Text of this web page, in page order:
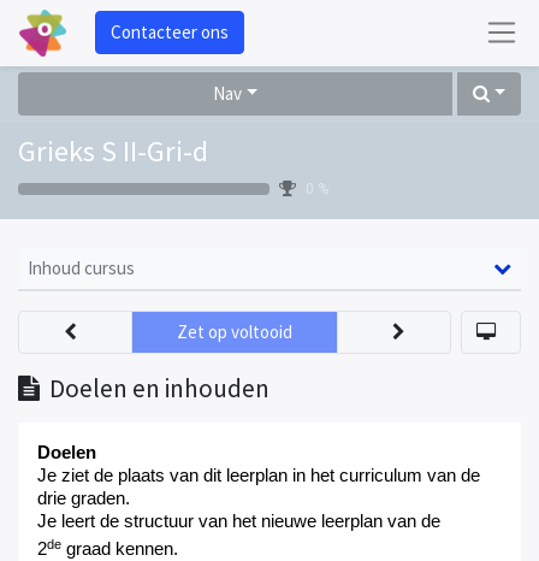
Contacteer ons
Nav
Grieks S II-Gri-d
0 %
Inhoud cursus
Doelen en inhouden
Zet op voltooid
Doelen
Je ziet de plaats van dit leerplan in het curriculum van de
drie graden.
Je leert de structuur van het nieuwe leerplan van de
2de graad kennen.